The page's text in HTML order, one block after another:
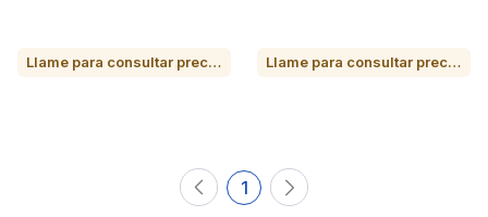
Llame para consultar precio o para comprar Llame para consultar precio o para comprar
1